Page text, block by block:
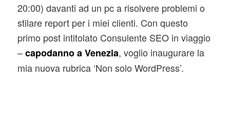
20:00) davanti ad un pc a risolvere problemi o
stilare report per i miei clienti. Con questo
primo post intitolato Consulente SEO in viaggio
–capodanno a Venezia, voglio inaugurare la
mia nuova rubrica ‘Non solo WordPress’.